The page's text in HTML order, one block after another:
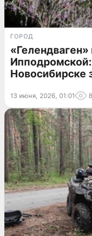
ГОРОД
Ипподромской:
Новосибирске
13 июня, 2026, 01:01 8